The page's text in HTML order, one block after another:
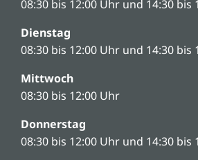
08:30 bis 12:00 Uhr und 14:30 bis
Dienstag
08:30 bis 12:00 Uhr und 14:30 bis
Mittwoch
08:30 bis 12:00 Uhr
Donnerstag
08:30 bis 12:00 Uhr und 14:30 bis